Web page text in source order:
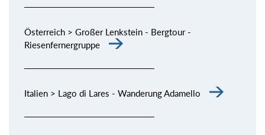
Österreich > Großer Lenkstein - Bergtour -
Riesenfernergruppe
Italien > Lago di Lares - Wanderung Adamello